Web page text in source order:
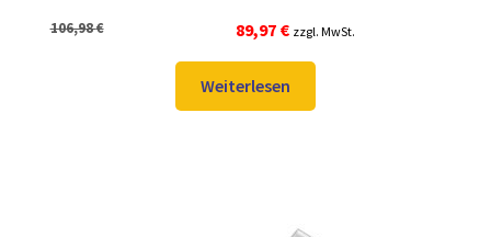
106,98€
Ursprünglicher
war:
106,98 €
89,97 €Aktueller
ist:
89,97 €.
zzgl. MwSt.
Weiterlesen